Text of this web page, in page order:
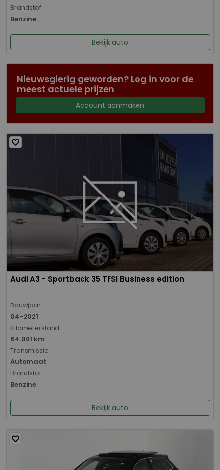
Brandstof
Benzine
Bekijk auto
Nieuwsgierig geworden? Log in voor de
meest actuele prijzen
Account aanmaken
Audi A3 - Sportback 35 TFSI Business edition
Bouwjaar
04-2021
Kilometerstand
64.901 km
Transmissie
Automaat
Brandstof
Benzine
Bekijk auto